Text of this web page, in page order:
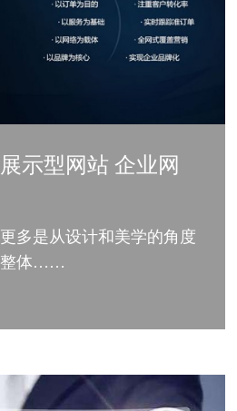
示型网站 企业网
多是从设计和美学的角度
整体……